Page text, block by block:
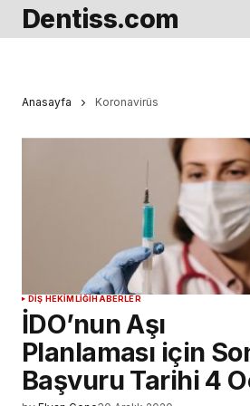
Dentiss.com
Anasayfa Koronavirüs
DIŞ HEKIMLIĞIHABERLER
İDO’nun Aşı
Planlaması için
Başvuru Tarihi 4